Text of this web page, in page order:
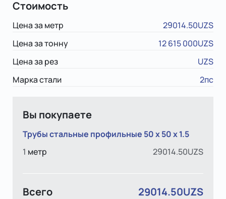
Стоимость
Цена за метр
29014.50UZS
Цена за тонну
12 615 000UZS
Цена за рез
UZS
Марка стали
2пс
Вы покупаете
Трубы стальные профильные 50 х 50 х 1.5
1 метр 29014.50UZS
Всего 29014.50UZS